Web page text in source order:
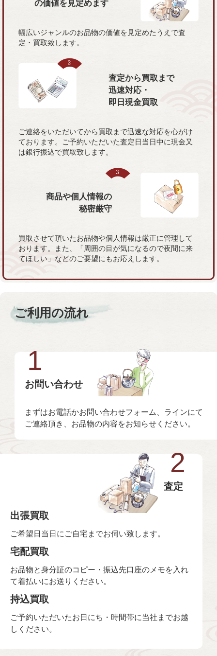
の価値を 見定めます
幅広いジャンルのお品物の価値を見定めたうえで査
定・買取致します。
査定から買取まで
迅速対応・
即日現金買取
ご連絡をいただいてから買取まで迅速な対応を心がけ
ております。ご予約いただいた査定日当日中に現金又
は銀行振込で買取致します。
商品や個人情報の
秘密厳守
買取させて頂いたお品物や個人情報は厳正に管理して
おります。また、「周囲の目が気になるので夜間に来
てほしい」などのご要望にもお応えします。
ご利用の流れ
1
お問い合わせ
まずはお電話かお問い合わせフォーム、ラインにて
ご連絡頂き、お品物の内容をお知らせください。
2
査定
出張買取
ご希望日当日にご自宅までお伺い致します。
宅配買取
お品物と身分証のコピー・振込先口座のメモを入れ
て着払いにお送りください。
持込買取
ご予約いただいたお日にち・時間帯に当社までお越
しください。